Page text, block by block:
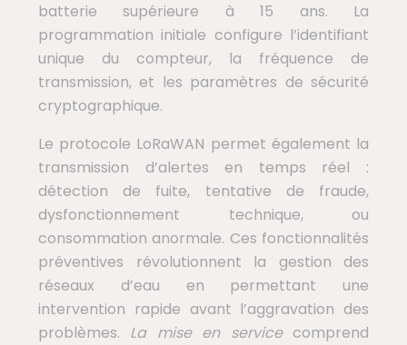
batterie supérieure à 15 ans. La
programmation initiale configure l’identifiant
unique du compteur, la fréquence de
transmission, et les paramètres de sécurité
cryptographique.
Le protocole LoRaWAN permet également la
transmission d’alertes en temps réel :
détection de fuite, tentative de fraude,
dysfonctionnement technique, ou
consommation anormale. Ces fonctionnalités
préventives révolutionnent la gestion des
réseaux d’eau en permettant une
intervention rapide avant l’aggravation des
problèmes. La mise en servicecomprend